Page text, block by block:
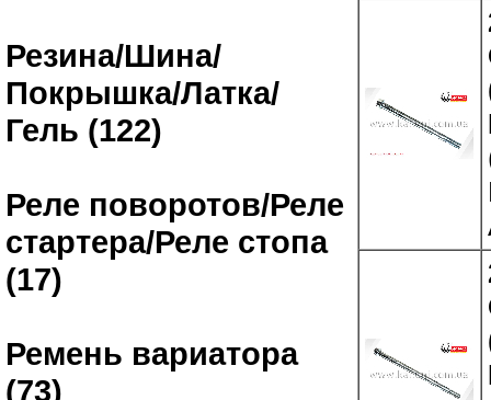
Резина/Шина/
Покрышка/Латка/
Гель (122)
Реле поворотов/Реле
стартера/Реле стопа
(17)
Ремень вариатора
(73)